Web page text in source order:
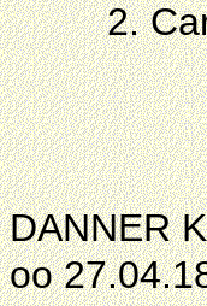
2. Carl-
DANNER
oo